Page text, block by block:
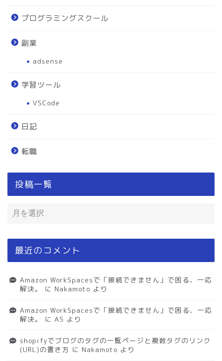
プログラミングスクール
副業
adsense
学習ツール
VSCode
日記
転職
投稿一覧
最近のコメント
Amazon WorkSpacesで「接続できません」で困る、一応
解決。
に Nakamoto より
Amazon WorkSpacesで「接続できません」で困る、一応
解決。
に AS より
shopifyでブログのタグの一覧ページと複数タグのリンク
(URL)の書き方 に Nakamoto より